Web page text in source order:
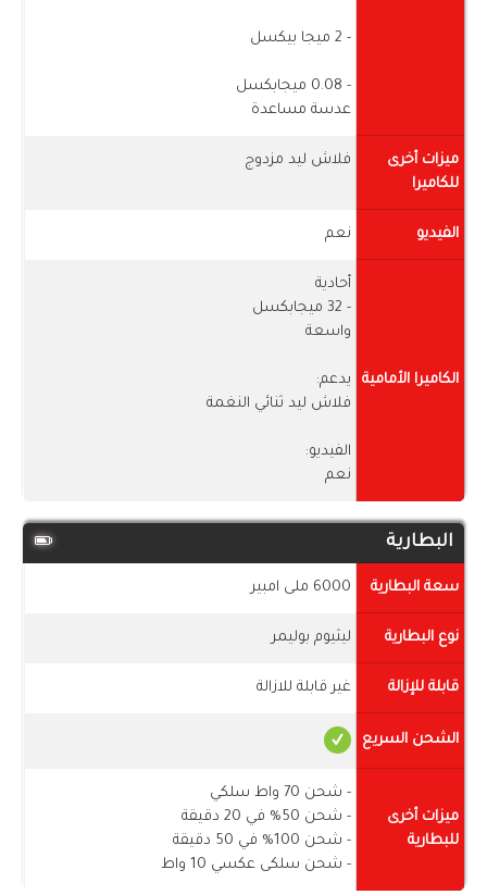
- 2 ميجا بيكسل
- 0.08 ميجابكسل
عدسة مساعدة
ميزات أخرى
للكاميرا
فلاش ليد مزدوج
الفيديو نعم
الكاميرا الأمامية
أحادية
- 32 ميجابكسل
واسعة
يدعم:
فلاش ليد ثنائي النغمة
الفيديو:
نعم
البطارية
سعة البطارية 6000 ملى امبير
نوع البطارية ليثيوم بوليمر
قابلة للإزالة غير قابلة للازالة
الشحن السريع
ميزات أخرى
للبطارية
- شحن 70 واط سلكي
- شحن 50% في 20 دقيقة
- شحن 100% في 50 دقيقة
- شحن سلكى عكسي 10 واط